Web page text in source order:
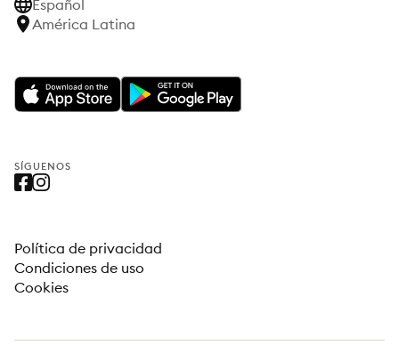
Español
América Latina
SÍGUENOS
Política de privacidad
Condiciones de uso
Cookies